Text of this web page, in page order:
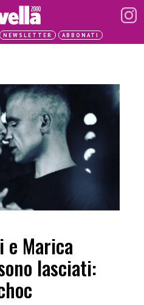
NEWSLETTER ABBONATI
e Marica
lasciati: